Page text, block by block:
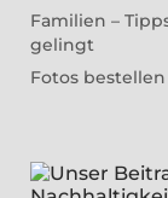
Familien –
gelingt
Fotos bestellen